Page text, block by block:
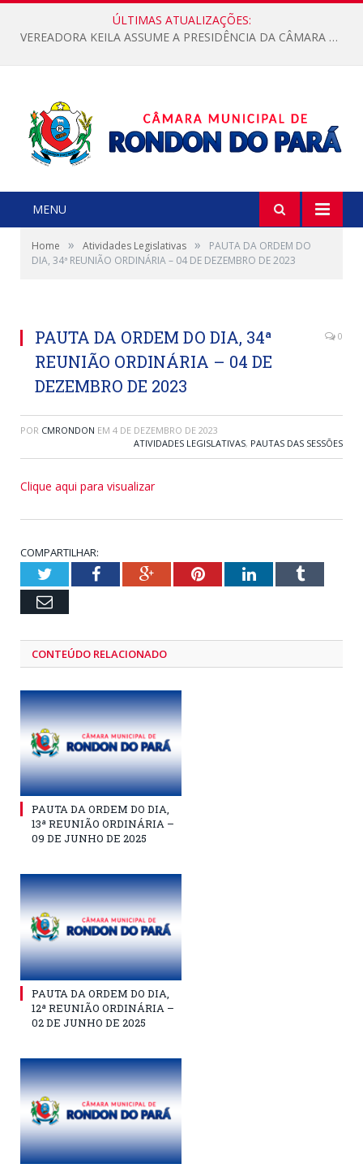
ÚLTIMAS ATUALIZAÇÕES:
VEREADORA KEILA ASSUME A PRESIDÊNCIA DA CÂMARA MUNICIPAL.
MENU
Home » Atividades Legislativas »
PAUTA DA ORDEM DO
DIA, 34ª REUNIÃO ORDINÁRIA – 04 DE DEZEMBRO DE 2023
PAUTA DA ORDEM DO DIA, 34ª
REUNIÃO ORDINÁRIA – 04 DE
DEZEMBRO DE 2023
0
POR CMRONDON EM 4 DE DEZEMBRO DE 2023
ATIVIDADES LEGISLATIVAS, PAUTAS DAS SESSÕES
Clique aqui para visualizar
COMPARTILHAR:
TwitterFacebookGoogle+PinterestLinkedInTumblr
Email
CONTEÚDO RELACIONADO
PAUTA DA ORDEM DO DIA,
13ª REUNIÃO ORDINÁRIA –
09 DE JUNHO DE 2025
PAUTA DA ORDEM DO DIA,
12ª REUNIÃO ORDINÁRIA –
02 DE JUNHO DE 2025